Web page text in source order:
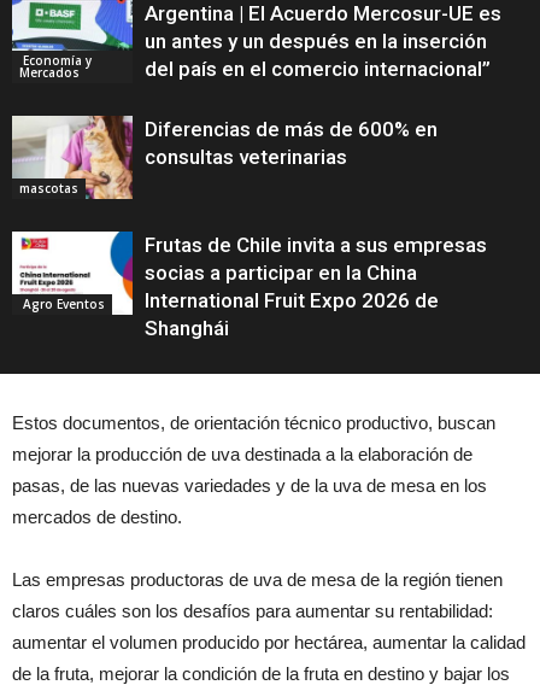
Economía y
Mercados
Argentina | El Acuerdo Mercosur-UE es
un antes y un después en la inserción
del país en el comercio internacional”
mascotas
Diferencias de más de 600% en
consultas veterinarias
Agro Eventos
Frutas de Chile invita a sus empresas
socias a participar en la China
International Fruit Expo 2026 de
Shanghái
Estos documentos, de orientación técnico productivo, buscan
mejorar la producción de uva destinada a la elaboración de
pasas, de las nuevas variedades y de la uva de mesa en los
mercados de destino.
Las empresas productoras de uva de mesa de la región tienen
claros cuáles son los desafíos para aumentar su rentabilidad:
aumentar el volumen producido por hectárea, aumentar la calidad
de la fruta, mejorar la condición de la fruta en destino y bajar los